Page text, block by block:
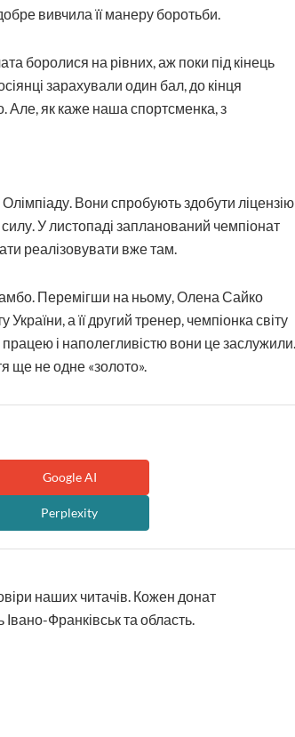
вивчила її манеру боротьби.
боролися на рівних, аж поки під кінець
зарахували один бал, до кінця
Але, як каже наша спортсменка, з
Вони спробують здобути ліцензію
У листопаді запланований чемпіонат
реалізовувати вже там.
Перемігши на ньому, Олена Сайко
а її другий тренер, чемпіонка світу
і наполегливістю вони це заслужили.
ще не одне «золото».
Google AI
Perplexity
наших читачів. Кожен донат
Франківськ та область.